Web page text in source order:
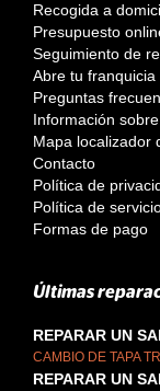
Recogida a
Presupuesto
Seguimiento de
Abre tu franquicia
Preguntas
Información
Mapa localizador
Contacto
Política de
Política de
Formas de pago
Últimas
REPARAR UN
CAMBIO DE TAPA
REPARAR UN